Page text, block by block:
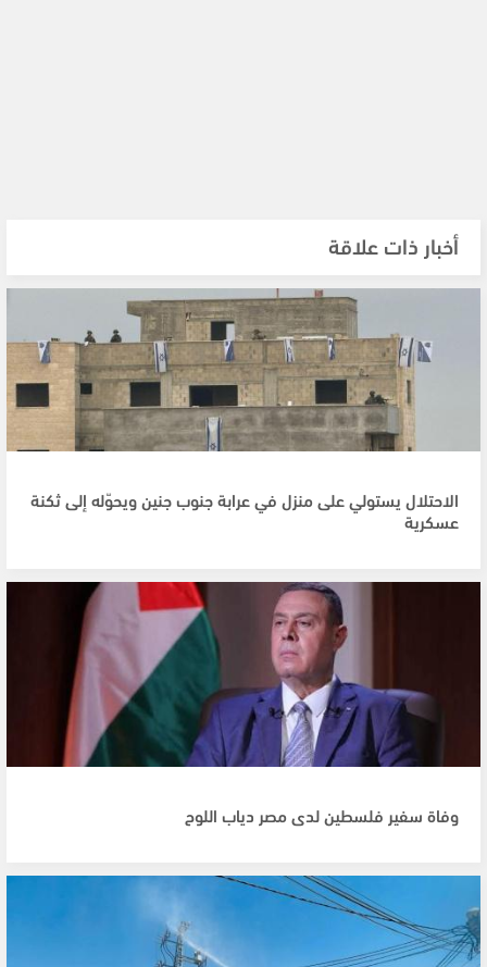
أخبار ذات علاقة
الاحتلال يستولي على منزل في عرابة جنوب جنين ويحوّله إلى ثكنة
عسكرية
وفاة سفير فلسطين لدى مصر دياب اللوح